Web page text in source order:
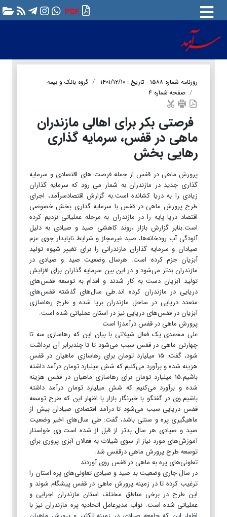
PDF
روزنامه شماره ۱۵۸۸ - تاریخ : ۱۴۰۱/۱۲/۱۰
گروه بانک و بیمه
صفحه شماره ۴
فرصتی بکر برای اهالی مازندران
ماهی در قفس، سرمایه گذاری
رهایی بخش
پرورش ماهی در قفس از جمله فرصت های اقتصادی و سرمایه
گذاری جدید در مازندران به شمار می رود که سرمایه گذاران
زیادی را به دریا کشانده است.به گزارش اقتصادسرآمد، اجرای
طرح پرورش ماهی در قفس با سرمایه گذاری بخش خصوصی
اقتصاد دریا پایه را در مازندران به مرحله عملیاتی نزدیم کرده
است.بنابر گزارش بازار ،روند کاهشی صید و صیادی به دلیل
آلودگی آب رودخانه‌ها، صید غیرمجاز و شرایط ناپایدار جوی عزم
صیادان و سرمایه گذاران مازندرانی را برای تغییر شیوه تولید
آبزیان جزم کرده است. هرسال وضعیت صید و صیادی در
مازندران بدتر می‌شود و در این بین سرمایه گذاران برای افزایش
تولید آبزیان دست به کار شدند و اقدام به توسعه قفس‌های
دریایی در مازندران کرده اند.طی سال‌های گذشته قفس‌های
متعدد دریایی در ساحل مازندران برپا شده و طرح رهاسازی
آبزیان در قفس‌های دریایی نیز در استان عملیاتی شده است.
پرورش ماهی در قفس درآمدزا است
علی محمدی یک فعال شیلاتی با بیان این که رهاسازی سه تا
چهارتن ماهی در قفس سبب می‌شود تا تا چندبرابر آن برداشت
شود، گفت: ۱۵ میلیارد تومان برای رهاسازی ماهیان در قفس
هزینه شده و برآورد می‌کنیم که شش میلیارد تومان درآمد داشته
باشیم.۱۵ میلیارد تومان برای رهاسازی ماهیان در قفس هزینه
شده و برآورد می‌کنیم که شش میلیارد تومان درآمد داشته
باشیم.وی در گفتگو با خبرنگار بازار با اظهار این که طرح توسعه
قفس دریایی سبب می‌شود تا درآمد اقتصادی صیادان بیش از
ماهیگیری پره و سنتی باشد، گفت: طی سال‌های اخیر وضعیت
صید و صیادی هر سال بدتر از قبل از شده است.وی خواستار
آموزش‌های مورد نیاز از سوی شیلات به فعالان آبزی پروری برای
توسعه طرح پرورش ماهی درقفس شد.
تعاونی‌های پره به ماهی در قفس روی آوردند
در سال جاری وضعیت بد صید و صیادی تعاونی‌های پره استان را
ترغیب کرده تا در زمینه پرورش ماهی در قفس پیشگام شوند و
این طرح در برخی مناطق مختلف استان مازندران اجرایی و
عملیاتی شده است. نواب مدیرعامل اتحادیه پره مازندران نیز با